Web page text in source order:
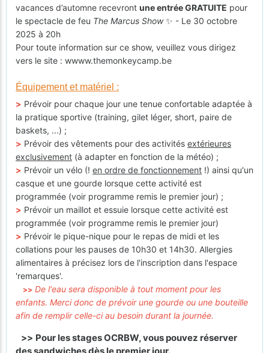
vacances d’automne recevront une entrée GRATUITE pour
le spectacle de feu The Marcus Show✨ - Le 30 octobre
2025 à 20h
Pour toute information sur ce show, veuillez vous dirigez
vers le site : wwww.themonkeycamp.be
Équipement et matériel :
> Prévoir pour chaque jour une tenue confortable adaptée à
la pratique sportive (training, gilet léger, short, paire de
baskets, ...) ;
> Prévoir des vêtements pour des activités extérieures
exclusivement (à adapter en fonction de la météo) ;
> Prévoir un vélo (! en ordre de fonctionnement !) ainsi qu'un
casque et une gourde lorsque cette activité est
programmée (voir programme remis le premier jour) ;
> Prévoir un maillot et essuie lorsque cette activité est
programmée (voir programme remis le premier jour)
> Prévoir le pique-nique pour le repas de midi et les
collations pour les pauses de 10h30 et 14h30. Allergies
alimentaires à précisez lors de l'inscription dans l'espace
'remarques'.
>> De l'eau sera disponible à tout moment pour les
enfants. Merci donc de prévoir une gourde ou une bouteille
afin de remplir celle-ci au besoin durant la journée.
>> Pour les stages OCRBW, vous pouvez réserver